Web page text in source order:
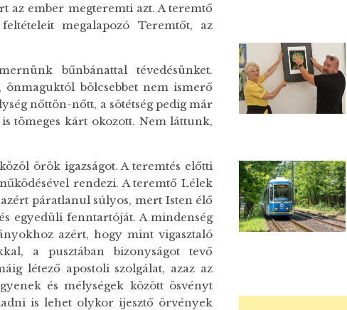
az ember megteremti azt. A teremtő
megalapozó Teremtőt, az
bűnbánattal tévedésünket.
bölcsebbet nem ismerő
nőttön-nőtt, a sötétség pedig már
tömeges kárt okozott. Nem láttunk,
örök igazságot. A teremtés előtti
rendezi. A teremtő Lélek
páratlanul súlyos, mert Isten élő
egyedüli fenntartóját. A mindenség
azért, hogy mint vigasztaló
a pusztában bizonyságot tevő
létező apostoli szolgálat, azaz az
és mélységek között ösvényt
is lehet olykor ijesztő örvények